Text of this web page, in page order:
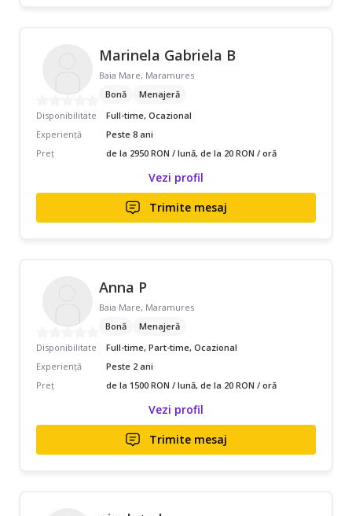
Marinela Gabriela B
Baia Mare, Maramures
Bonă
Menajeră
Disponibilitate
Full-time, Ocazional
Experiență
Peste 8 ani
Preț
de la 2950 RON / lună, de la 20 RON / oră
Vezi profil
Trimite mesaj
Anna P
Baia Mare, Maramures
Bonă
Menajeră
Disponibilitate
Full-time, Part-time, Ocazional
Experiență
Peste 2 ani
Preț
de la 1500 RON / lună, de la 20 RON / oră
Vezi profil
Trimite mesaj